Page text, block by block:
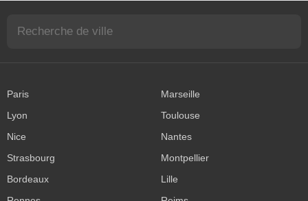
Paris
Marseille
Lyon
Toulouse
Nice
Nantes
Strasbourg
Montpellier
Bordeaux
Lille